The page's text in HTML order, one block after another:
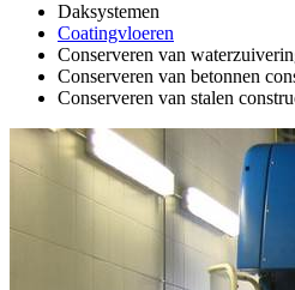
Daksystemen
Coatingvloeren
Conserveren van
Conserveren van betonnen
Conserveren van stalen